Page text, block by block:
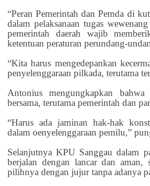
“Peran Pemerintah dan Pemda di
dalam pelaksanaan tugas
pemerintah daerah wajib
ketentuan peraturan perundang-
“Kita harus mengedepankan
penyelenggaraan pilkada, terutama
Antonius mengungkapkan
bersama, terutama pemerintah dan
“Harus ada jaminan hak-hak
dalam oenyelenggaraan pemilu,”
Selanjutnya KPU Sanggau dalam
berjalan dengan lancar dan aman,
pilihnya dengan jujur tanpa adanya